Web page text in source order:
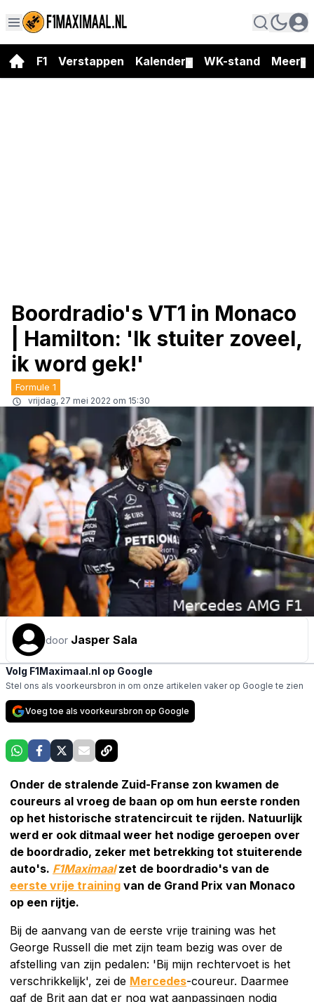
F1 Verstappen Kalender WK-stand Meer
Boordradio's VT1 in Monaco
| Hamilton: 'Ik stuiter zoveel,
ik word gek!'
Formule 1
vrijdag, 27 mei 2022 om 15:30
door Jasper Sala
Volg F1Maximaal.nl op Google
Stel ons als voorkeursbron in om onze artikelen vaker op Google te zien
Voeg toe als voorkeursbron op Google
Onder de stralende Zuid-Franse zon kwamen de
coureurs al vroeg de baan op om hun eerste ronden
op het historische stratencircuit te rijden. Natuurlijk
werd er ook ditmaal weer het nodige geroepen over
de boordradio, zeker met betrekking tot stuiterende
auto's. F1Maximaal zet de boordradio's van de
eerste vrije training van de Grand Prix van Monaco
op een rijtje.
Bij de aanvang van de eerste vrije training was het
George Russell die met zijn team bezig was over de
afstelling van zijn pedalen: 'Bij mijn rechtervoet is het
verschrikkelijk', zei de Mercedes-coureur. Daarmee
gaf de Brit aan dat er nog wat aanpassingen nodig